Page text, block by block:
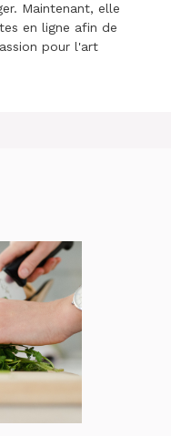
Maintenant, elle
en ligne afin de
pour l'art